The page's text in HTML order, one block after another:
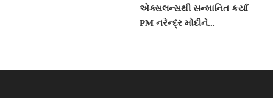
એક્સલન્સથી સન્માનિત કર્યા
PM નરેન્દ્ર મોદીને...